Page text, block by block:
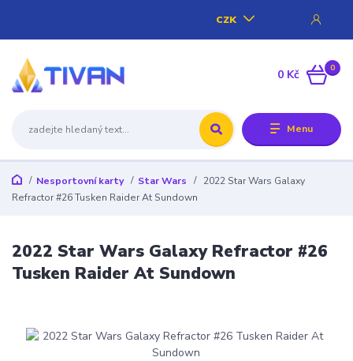
Menu
CZK
0
0 Kč
Nesportovní karty Star Wars
2022 Star Wars Galaxy
Refractor #26 Tusken Raider At Sundown
2022 Star Wars Galaxy Refractor #26
Tusken Raider At Sundown